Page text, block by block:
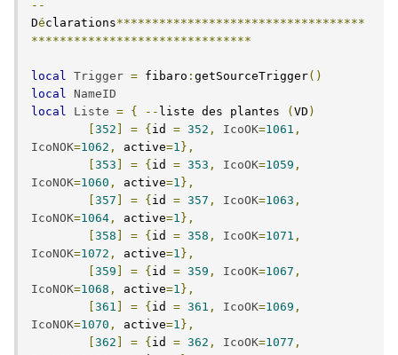
--
Déclarations***********************************
*******************************
local Trigger = fibaro : getSourceTrigger()
local
NameID
local
Liste = { -- liste des plantes ( VD )
352 = { id = 352 , IcoOK=1061 ,
IcoNOK=1062 , active=1 },
353 = { id = 353 , IcoOK=1059 ,
IcoNOK=1060 , active=1 },
357 = { id = 357 , IcoOK=1063 ,
IcoNOK=1064 , active=1 },
358 = { id = 358 , IcoOK=1071 ,
IcoNOK=1072 , active=1 },
359 = { id = 359 , IcoOK=1067 ,
IcoNOK=1068 , active=1 },
361 = { id = 361 , IcoOK=1069 ,
IcoNOK=1070 , active=1 },
362 = { id = 362 , IcoOK=1077 ,